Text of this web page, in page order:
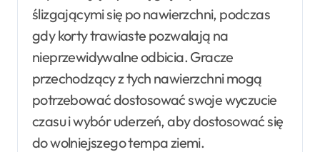
ślizgającymi się po nawierzchni, podczas
gdy korty trawiaste pozwalają na
nieprzewidywalne odbicia. Gracze
przechodzący z tych nawierzchni mogą
potrzebować dostosować swoje wyczucie
czasu i wybór uderzeń, aby dostosować się
do wolniejszego tempa ziemi.